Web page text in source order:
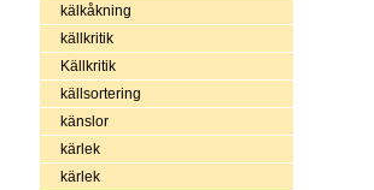
kälkåkning
källkritik
Källkritik
källsortering
känslor
kärlek
kärlek